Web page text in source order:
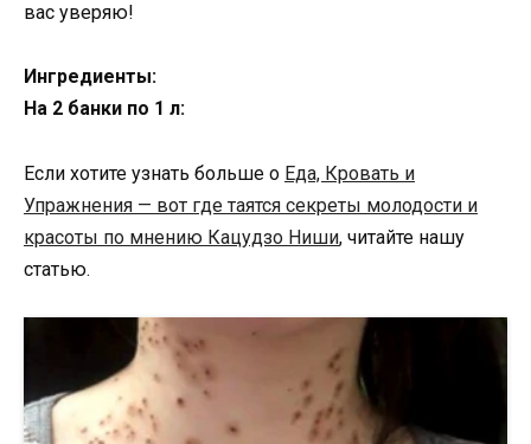
вас уверяю!
Ингредиенты:
На 2 банки по 1 л:
Если хотите узнать больше о Еда, Кровать и
Упражнения — вот где таятся секреты молодости и
красоты по мнению Кацудзо Ниши, читайте нашу
статью.